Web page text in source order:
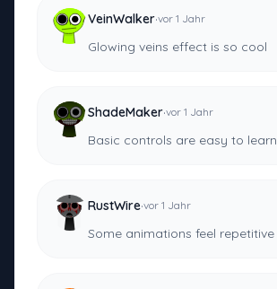
VeinWalker·vor 1 Jahr
Glowing veins effect is so cool
ShadeMaker·vor 1 Jahr
Basic controls are easy to learn
RustWire·vor 1 Jahr
Some animations feel repetitive